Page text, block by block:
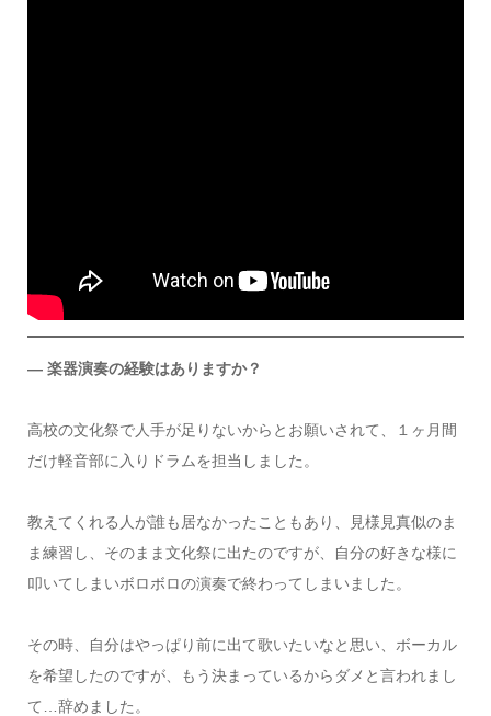
― 楽器演奏の経験はありますか？
高校の文化祭で人手が足りないからとお願いされて、１ヶ月間
だけ軽音部に入りドラムを担当しました。
教えてくれる人が誰も居なかったこともあり、見様見真似のま
ま練習し、そのまま文化祭に出たのですが、自分の好きな様に
叩いてしまいボロボロの演奏で終わってしまいました。
その時、自分はやっぱり前に出て歌いたいなと思い、ボーカル
を希望したのですが、もう決まっているからダメと言われまし
て…辞めました。